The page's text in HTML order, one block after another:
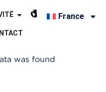
France
was found